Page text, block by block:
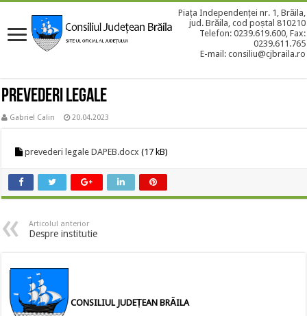
Piața Independenței nr. 1, Brăila,
jud. Brăila, cod poștal 810210
Telefon: 0239.619.600, Fax:
0239.611.765
E-mail: consiliu@cjbraila.ro
Prevederi legale
Gabriel Calin 20.04.2023
prevederi legale DAPEB.docx (17 kB)
Articolul anterior
Despre institutie
CONSILIUL JUDEȚEAN BRĂILA